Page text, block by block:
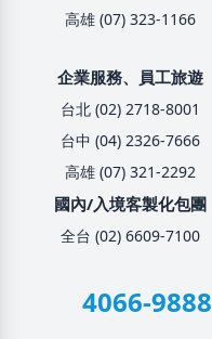
高雄 (07) 323-1166
企業服務、員工旅遊
台北 (02) 2718-8001
台中 (04) 2326-7666
高雄 (07) 321-2292
國內/入境客製化包團
全台 (02) 6609-7100
4066-9888